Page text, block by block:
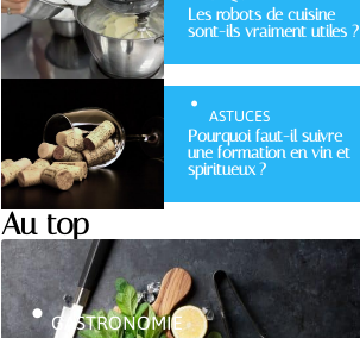
Les robots de cuisine
sont-ils vraiment utiles ?
ASTUCES
Pourquoi faut-il suivre
une formation en vin et
spiritueux ?
Au top
GASTRONOMIE